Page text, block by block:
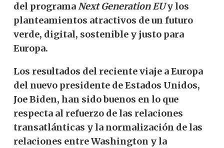
del programaNext Generation EUy los
planteamientos atractivos de un futuro
verde, digital, sostenible y justo para
Europa.
Los resultados del reciente viaje a Europa
del nuevo presidente de Estados Unidos,
Joe Biden, han sido buenos en lo que
respecta al refuerzo de las relaciones
transatlánticas y la normalización de las
relaciones entre Washington y la